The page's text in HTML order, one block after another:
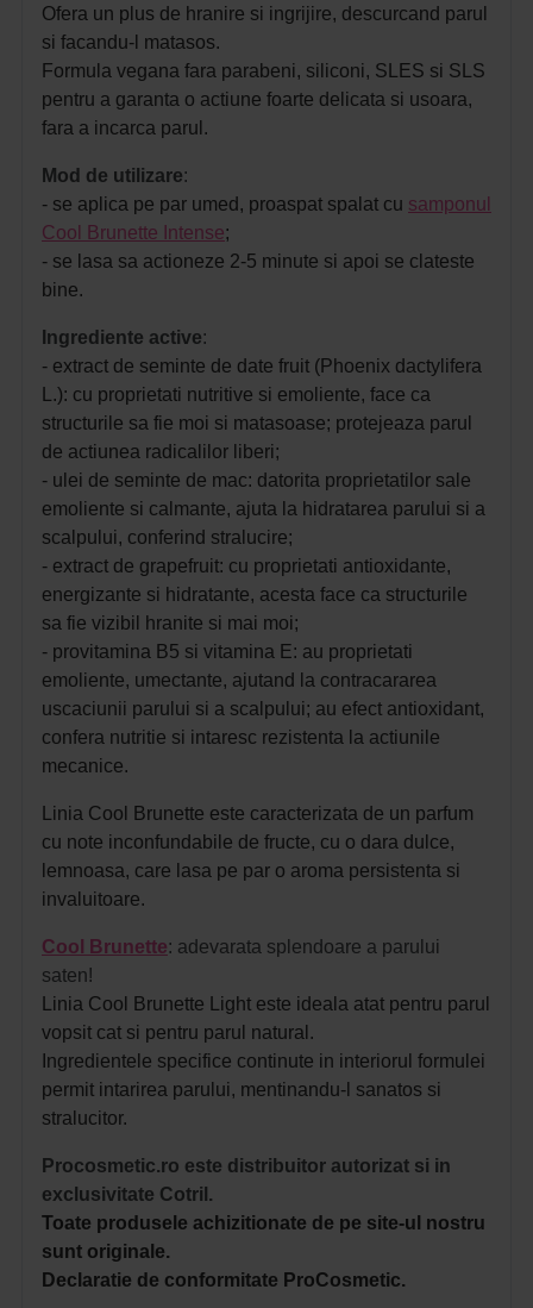
Ofera un plus de hranire si ingrijire, descurcand parul
si facandu-l matasos.
Formula vegana fara parabeni, siliconi, SLES si SLS
pentru a garanta o actiune foarte delicata si usoara,
fara a incarca parul.
Mod de utilizare:
- se aplica pe par umed, proaspat spalat cu samponul
Cool Brunette Intense;
- se lasa sa actioneze 2-5 minute si apoi se clateste
bine.
Ingrediente active:
- extract de seminte de date fruit (Phoenix dactylifera
L.): cu proprietati nutritive si emoliente, face ca
structurile sa fie moi si matasoase; protejeaza parul
de actiunea radicalilor liberi;
- ulei de seminte de mac: datorita proprietatilor sale
emoliente si calmante, ajuta la hidratarea parului si a
scalpului, conferind stralucire;
- extract de grapefruit: cu proprietati antioxidante,
energizante si hidratante, acesta face ca structurile
sa fie vizibil hranite si mai moi;
- provitamina B5 si vitamina E: au proprietati
emoliente, umectante, ajutand la contracararea
uscaciunii parului si a scalpului; au efect antioxidant,
confera nutritie si intaresc rezistenta la actiunile
mecanice.
Linia Cool Brunette este caracterizata de un parfum
cu note inconfundabile de fructe, cu o dara dulce,
lemnoasa, care lasa pe par o aroma persistenta si
invaluitoare.
Cool Brunette: adevarata splendoare a parului
saten!
Linia Cool Brunette Light este ideala atat pentru parul
vopsit cat si pentru parul natural.
Ingredientele specifice continute in interiorul formulei
permit intarirea parului, mentinandu-l sanatos si
stralucitor.
Procosmetic.ro este distribuitor autorizat si in
exclusivitate Cotril.
Toate produsele achizitionate de pe site-ul nostru
sunt originale.
Declaratie de conformitate ProCosmetic.